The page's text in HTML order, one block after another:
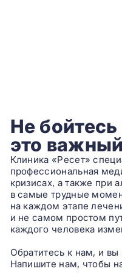
Не
это
Клиника «Ресет»
профессиональная
кризисах, а также при
в самые трудные
на каждом этапе
и не самом простом
каждого человека
Обратитесь к нам, и вы
Напишите нам, чтобы